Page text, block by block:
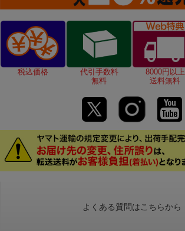
税込価格
代引手数料
無料
8000円以上
送料無料
よくある質問はこちらから